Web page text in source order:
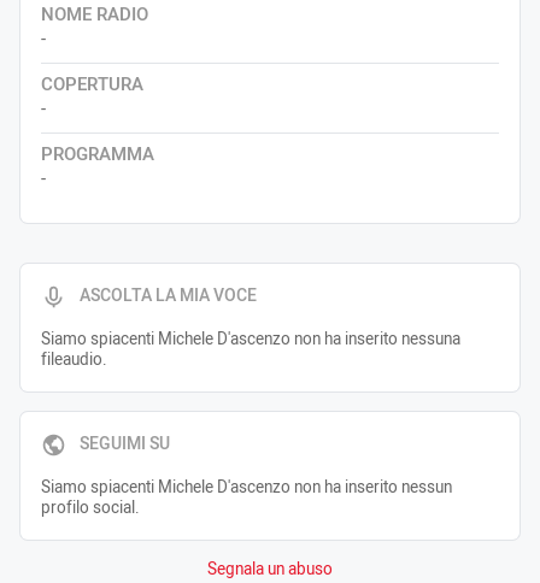
ASCOLTA LA MIA VOCE
Siamo spiacenti Michele D'ascenzo non ha inserito nessuna
fileaudio.
SEGUIMI SU
Siamo spiacenti Michele D'ascenzo non ha inserito nessun
profilo social.
Segnala un abuso
NOME RADIO
-
COPERTURA
-
PROGRAMMA
-